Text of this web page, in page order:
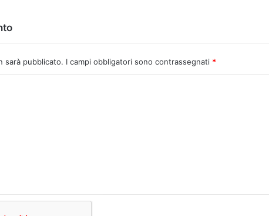
sarà pubblicato. I campi obbligatori sono contrassegnati *